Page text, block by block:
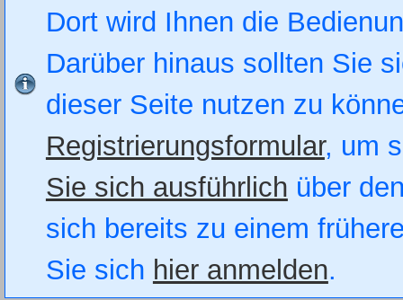
Dort wird Ihnen die
Darüber hinaus sollten Sie
dieser Seite nutzen zu
Registrierungsformular, um
Sie sich ausführlich über
sich bereits zu einem
Sie sich hier anmelden.